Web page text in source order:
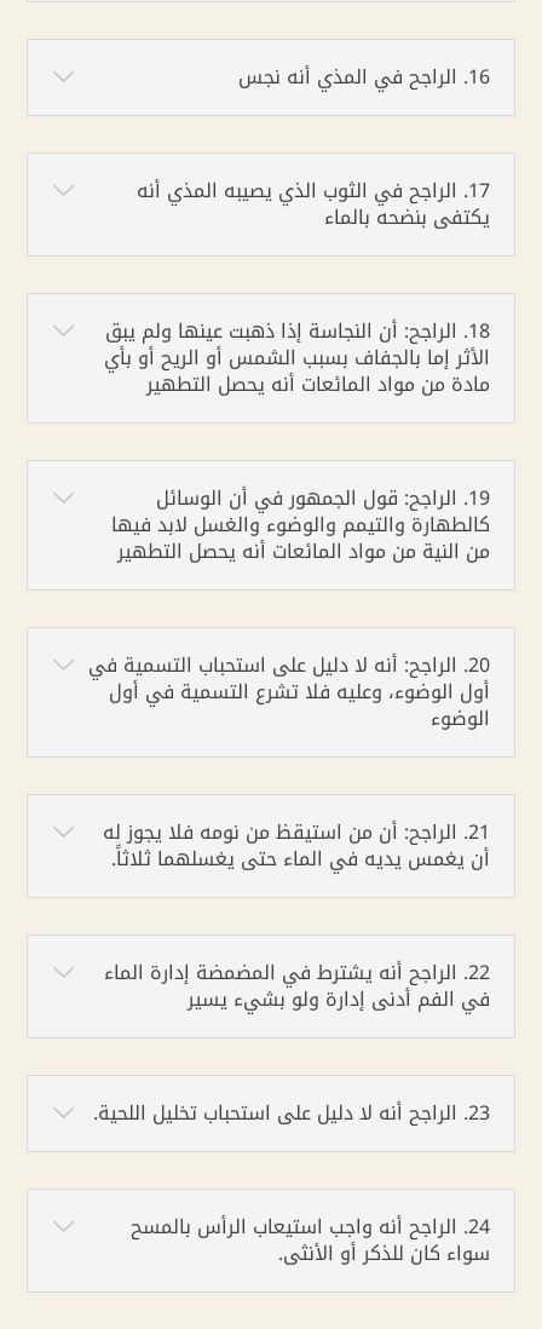
16. الراجح في المذي أنه نجس
17. الراجح في الثوب الذي يصيبه المذي أنه
يكتفى بنضحه بالماء
18. الراجح: أن النجاسة إذا ذهبت عينها ولم يبق
الأثر إما بالجفاف بسبب الشمس أو الريح أو بأي
مادة من مواد المائعات أنه يحصل التطهير
19. الراجح: قول الجمهور في أن الوسائل
كالطهارة والتيمم والوضوء والغسل لابد فيها
من النية من مواد المائعات أنه يحصل التطهير
20. الراجح: أنه لا دليل على استحباب التسمية في
أول الوضوء، وعليه فلا تشرع التسمية في أول
الوضوء
21. الراجح: أن من استيقظ من نومه فلا يجوز له
أن يغمس يديه في الماء حتى يغسلهما ثلاثاً.
22. الراجح أنه يشترط في المضمضة إدارة الماء
في الفم أدنى إدارة ولو بشيء يسير
23. الراجح أنه لا دليل على استحباب تخليل اللحية.
24. الراجح أنه واجب استيعاب الرأس بالمسح
سواء كان للذكر أو الأنثى.